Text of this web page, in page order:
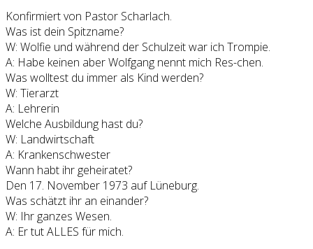
Konfirmiert von Pastor Scharlach.
Was ist dein Spitzname?
W: Wolfie und während der Schulzeit war ich Trompie.
A: Habe keinen aber Wolfgang nennt mich Res-chen.
Was wolltest du immer als Kind werden?
W: Tierarzt
A: Lehrerin
Welche Ausbildung hast du?
W: Landwirtschaft
A: Krankenschwester
Wann habt ihr geheiratet?
Den 17. November 1973 auf Lüneburg.
Was schätzt ihr an einander?
W: Ihr ganzes Wesen.
A: Er tut ALLES für mich.